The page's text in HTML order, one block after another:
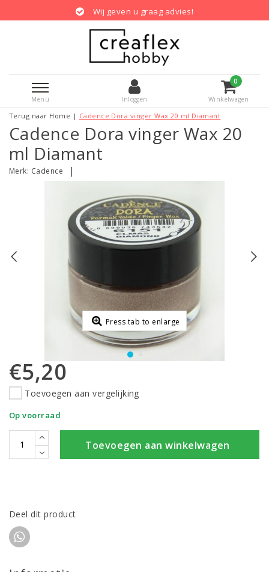
Wij geven u graag advies!
Menu Inloggen
0
Winkelwagen
Terug naar Home | Cadence Dora vinger Wax 20 ml Diamant
Cadence Dora vinger Wax 20
ml Diamant
Merk: Cadence |
Press tab to enlarge
€5,20
Toevoegen aan vergelijking
Op voorraad
Toevoegen aan winkelwagen
Deel dit product